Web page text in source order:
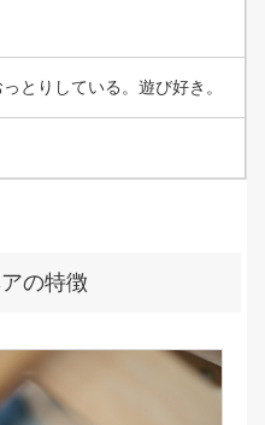
とりしている。遊び好き。
の特徴